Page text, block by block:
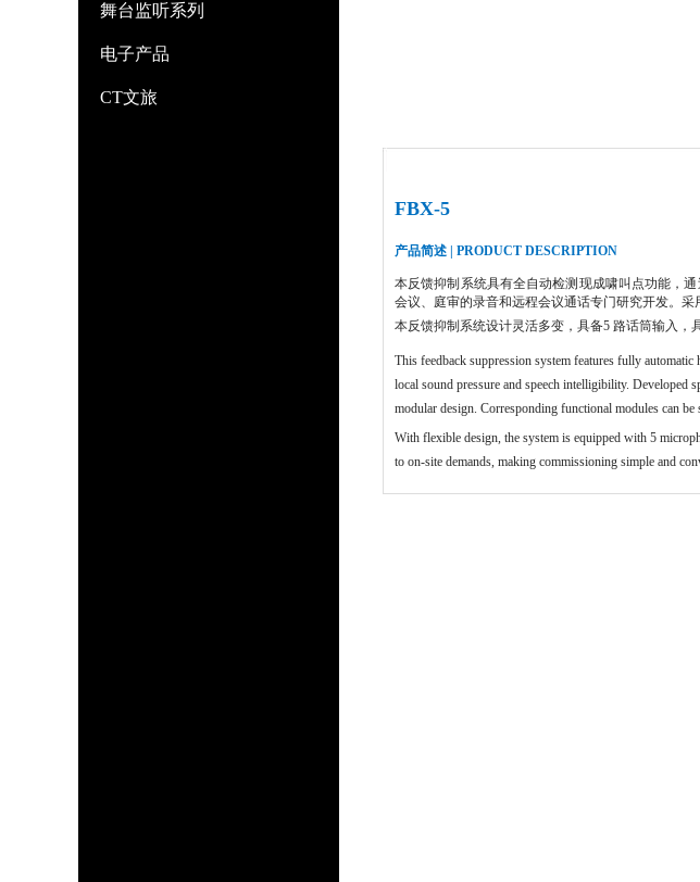
舞台监听系列
电子产品
CT文旅
商品详情
FBX-5
产品简述 | PRODUCT DESCRIPTION
本反馈抑制系统具有全自动检测现成啸叫点功能，
会议、庭审的录音和远程会议通话专门研究开发。
本反馈抑制系统设计灵活多变，具备5 路话筒输入，
This feedback suppression system features fully
local sound pressure and speech intelligibility. Developed
modular design. Corresponding functional modules can
With flexible design, the system is equipped with 5
to on-site demands, making commissioning simple and